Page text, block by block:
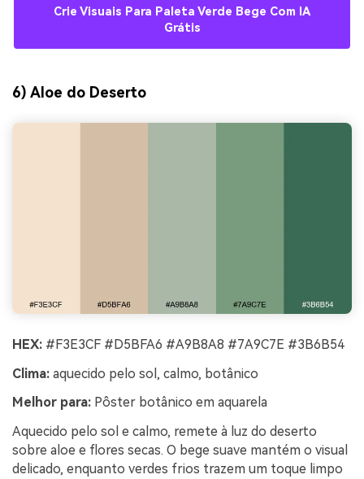
Crie Visuais Para Paleta Verde Bege Com IA
Grátis
6) Aloe do Deserto
HEX: #F3E3CF #D5BFA6 #A9B8A8 #7A9C7E #3B6B54
Clima: aquecido pelo sol, calmo, botânico
Melhor para: Pôster botânico em aquarela
Aquecido pelo sol e calmo, remete à luz do deserto
sobre aloe e flores secas. O bege suave mantém o visual
delicado, enquanto verdes frios trazem um toque limpo